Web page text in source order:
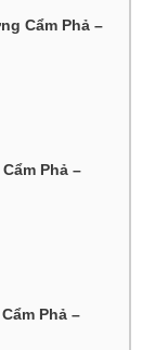
Cẩm Phả –
Phả –
Phả –